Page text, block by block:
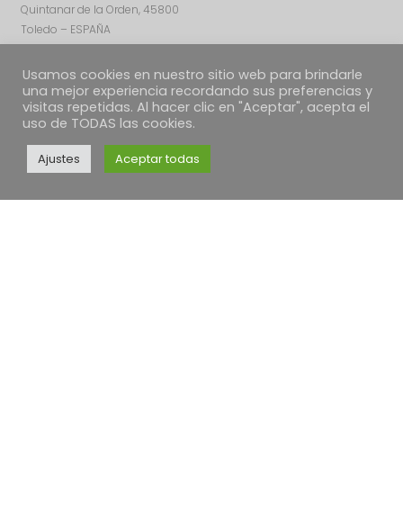
Quintanar de la Orden, 45800
Toledo – ESPAÑA
Usamos cookies en nuestro sitio web para brindarle
una mejor experiencia recordando sus preferencias y
visitas repetidas. Al hacer clic en "Aceptar", acepta el
uso de TODAS las cookies.
Ajustes Aceptar todas